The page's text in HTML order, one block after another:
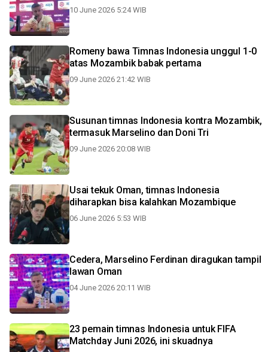
10 June 2026 5:24 WIB
Romeny bawa Timnas Indonesia unggul 1-0
atas Mozambik babak pertama
09 June 2026 21:42 WIB
Susunan timnas Indonesia kontra Mozambik,
termasuk Marselino dan Doni Tri
09 June 2026 20:08 WIB
Usai tekuk Oman, timnas Indonesia
diharapkan bisa kalahkan Mozambique
06 June 2026 5:53 WIB
Cedera, Marselino Ferdinan diragukan tampil
lawan Oman
04 June 2026 20:11 WIB
23 pemain timnas Indonesia untuk FIFA
Matchday Juni 2026, ini skuadnya